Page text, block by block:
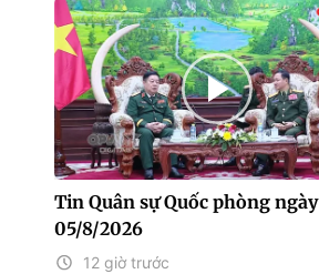
Tin Quân sự Quốc phòng ngày
05/8/2026
12 giờ trước